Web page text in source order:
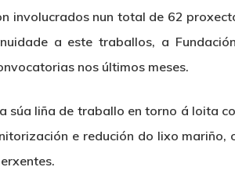
involucrados nun total de 62
a este traballos, a
nos últimos meses.
súa liña de traballo en torno á loita
e redución do lixo